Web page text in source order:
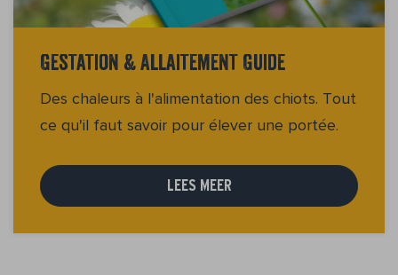
Gestation & Allaitement Guide
Des chaleurs à l'alimentation des chiots. Tout
ce qu'il faut savoir pour élever une portée.
LEES MEER